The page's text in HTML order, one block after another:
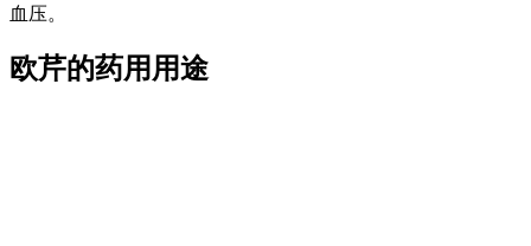
血压。
欧芹的药用用途